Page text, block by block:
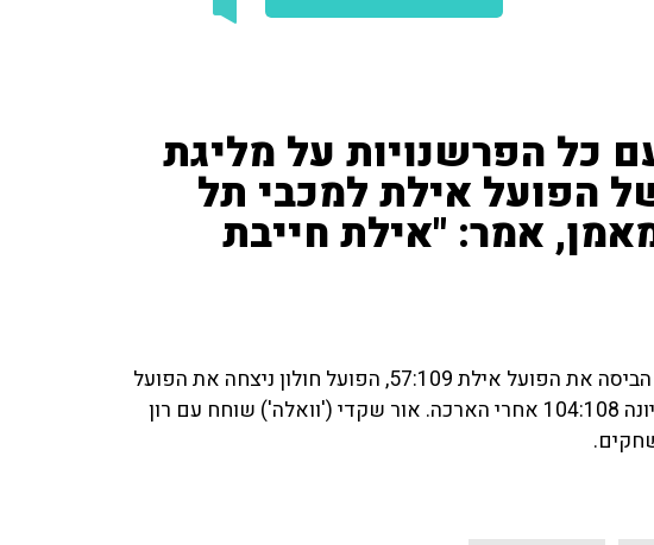
כל הפרשנויות על מליגת
הפועל אילת למכבי תל
אמר: "אילת חייבת
במחזור ה־12 בליגת ווינר־סל, מכבי תל אביב הביסה את הפועל אילת 57:109, הפועל חולון ניצחה את הפועל
באר שבע 77:92 וגליל עליון ניצחה את נס ציונה 104:108 אחרי הארכה. אור שקדי ('וואלה') שוחח עם רון